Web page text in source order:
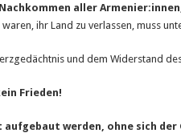
aller Armenier:innen
ihr Land zu verlassen, muss
und dem Widerstand
Frieden!
werden, ohne sich der